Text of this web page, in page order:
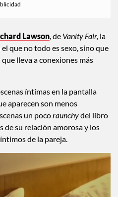
Lawson, de Vanity Fair, la
que no todo es sexo, sino que
lleva a conexiones más
íntimas en la pantalla
aparecen son menos
un pocoraunchydel libro
de su relación amorosa y los
de la pareja.